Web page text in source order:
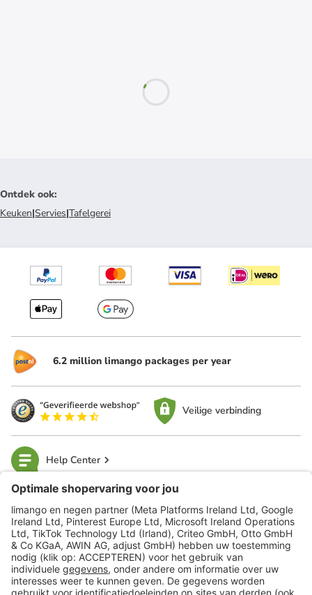
Ontdek ook:
Keuken|Servies|Tafelgerei
6.2 million limango packages per year
Veilige verbinding
Help Center
limango
Veilig winkelen
Klantenservice